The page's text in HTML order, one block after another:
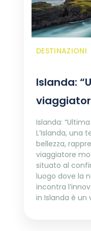
DESTINAZIONI
Islanda:
Islanda:
L’Islanda, una
bellezza,
viaggiatore
situato al
luogo dove la
incontra
in Islanda è un